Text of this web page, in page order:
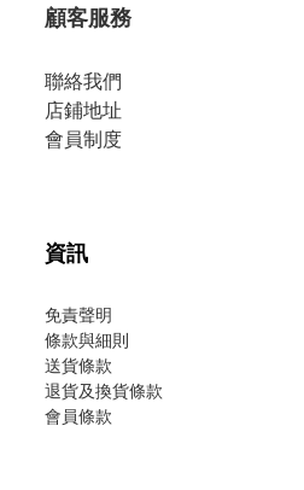
顧客服務
聯絡我們
店鋪地址
會員制度
資訊
免責聲明
條款與細則
送貨條款
退貨及換貨條款
會員條款